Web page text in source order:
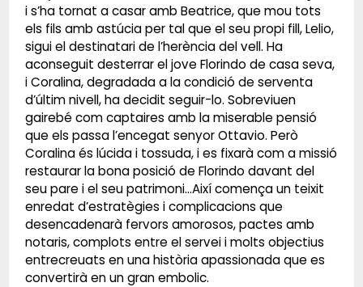
i s’ha tornat a casar amb Beatrice, que mou tots
els fils amb astúcia per tal que el seu propi fill, Lelio,
sigui el destinatari de l’herència del vell. Ha
aconseguit desterrar el jove Florindo de casa seva,
i Coralina, degradada a la condició de serventa
d’últim nivell, ha decidit seguir-lo. Sobreviuen
gairebé com captaires amb la miserable pensió
que els passa l’encegat senyor Ottavio. Però
Coralina és lúcida i tossuda, i es fixarà com a missió
restaurar la bona posició de Florindo davant del
seu pare i el seu patrimoni…Així comença un teixit
enredat d’estratègies i complicacions que
desencadenarà fervors amorosos, pactes amb
notaris, complots entre el servei i molts objectius
entrecreuats en una història apassionada que es
convertirà en un gran embolic.